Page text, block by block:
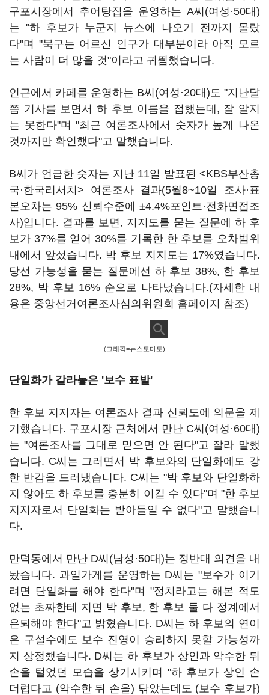
구포시장에서 추어탕집을 운영하는 A씨(여성 ·50대)
는 "하 후보가 누군지 뉴스에 나오기 전까지 몰랐
다"며 "북구는 어르신 인구가 대부분이라 아직 모르
는 사람이 더 많을 것"이라고 귀띔했습니다.
인근에서 카페를 운영하는 B씨(여성·20대)도 "지난달
쯤 기사를 보면서 하 후보 이름을 접했는데, 잘 알지
는 못한다"며 "최근 여론조사에서 숫자가 높게 나온
것까지만 확인했다"고 말했습니다.
B씨가 언급한 숫자는 지난 11일 발표된 <KBS부산총
국·한국리서치> 여론조사 결과(5월8~10일 조사·표
본오차는 95% 신뢰수준에 ±4.4%포인트·전화면접조
사)입니다. 결과를 보면, 지지도를 묻는 질문에 하 후
보가 37%를 얻어 30%를 기록한 한 후보를 오차범위
내에서 앞섰습니다. 박 후보 지지도는 17%였습니다.
당선 가능성을 묻는 질문에선 하 후보 38%, 한 후보
28%, 박 후보 16% 순으로 나타났습니다.(자세한 내
용은 중앙선거여론조사심의위원회 홈페이지 참조)
(그래픽=뉴스토마토)
단일화가 갈라놓은 '보수 표밭'
한 후보 지지자는 여론조사 결과 신뢰도에 의문을 제
기했습니다. 구포시장 근처에서 만난 C씨(여성·60대)
는 "여론조사를 그대로 믿으면 안 된다"고 잘라 말했
습니다. C씨는 그러면서 박 후보와의 단일화에도 강
한 반감을 드러냈습니다. C씨는 "박 후보와 단일화하
지 않아도 하 후보를 충분히 이길 수 있다"며 "한 후보
지지자로서 단일화는 받아들일 수 없다"고 말했습니
다.
만덕동에서 만난 D씨(남성·50대)는 정반대 의견을 내
놨습니다. 과일가게를 운영하는 D씨는 "보수가 이기
려면 단일화를 해야 한다"며 "정치라고는 해본 적도
없는 초짜한테 지면 박 후보, 한 후보 둘 다 정계에서
은퇴해야 한다"고 밝혔습니다. D씨는 하 후보의 연이
은 구설수에도 보수 진영이 승리하지 못할 가능성까
지 상정했습니다. D씨는 하 후보가 상인과 악수한 뒤
손을 털었던 모습을 상기시키며 "하 후보가 상인 손
더럽다고 (악수한 뒤 손을) 닦았는데도 (보수 후보가)